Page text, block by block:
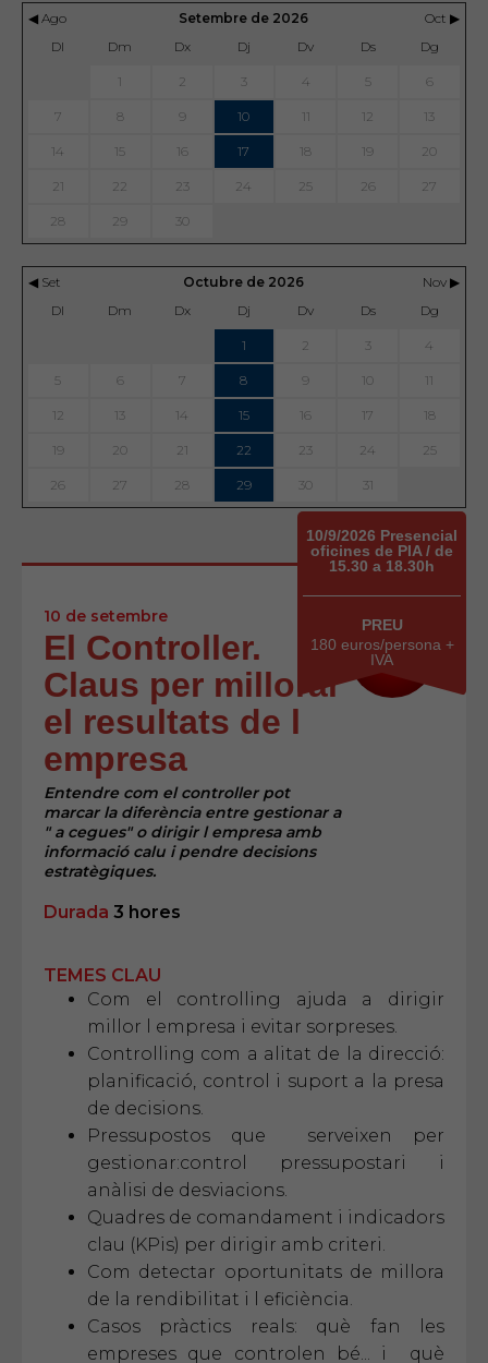
◀ Ago Setembre de 2026
Oct ▶
Dl
Dm Dx Dj Dv Ds Dg
1 2 3 4 5 6
7 8 9 10 11 12 13
14 15 16 17 18 19 20
21 22 23 24 25 26 27
28 29 30
◀ Set Octubre de 2026
Nov ▶
Dl
Dm Dx Dj Dv Ds Dg
1 2 3 4
5 6 7 8 9 10 11
12 13 14 15 16 17 18
19 20 21 22 23 24 25
26 27 28 29 30 31
10 de setembre
El Controller.
Claus per millorar
el resultats de l
empresa
Entendre com el controller pot
marcar la diferència entre gestionar a
" a cegues" o dirigir l empresa amb
informació calu i pendre decisions
estratègiques.
NOU
EDICIÓ
10/9/2026 Presencial
oficines de PIA / de
15.30 a 18.30h
PREU
180 euros/persona +
IVA
Durada 3 hores
TEMES CLAU
Com el controlling ajuda a dirigir
millor l empresa i evitar sorpreses.
Controlling com a alitat de la direcció:
planificació, control i suport a la presa
de decisions.
Pressupostos que serveixen per
gestionar:control pressupostari i
anàlisi de desviacions.
Quadres de comandament i indicadors
clau (KPis) per dirigir amb criteri.
Com detectar oportunitats de millora
de la rendibilitat i l eficiència.
Casos pràctics reals: què fan les
empreses que controlen bé... i què